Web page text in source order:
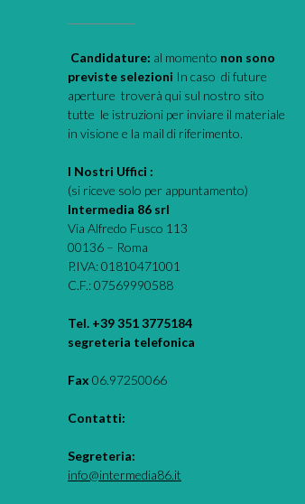
Candidature: al momento non sono
previste selezioni In caso di future
aperture troverà qui sul nostro sito
tutte le istruzioni per inviare il materiale
in visione e la mail di riferimento.
I Nostri Uffici :
(si riceve solo per appuntamento)
Intermedia 86 srl
Via Alfredo Fusco 113
00136 – Roma
P.IVA: 01810471001
C.F.: 07569990588
Tel. +39 351 3775184
segreteria telefonica
Fax 06.97250066
Contatti:
Segreteria:
info@intermedia86.it